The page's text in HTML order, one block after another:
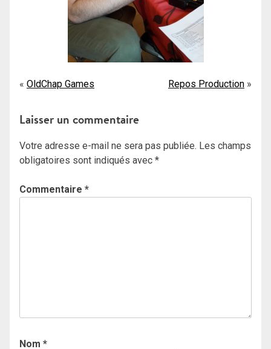
Navigation
l’article
OldChap Games Repos Production
Laisser un commentaire
Votre adresse e-mail ne sera pas publiée. Les champs
obligatoires sont indiqués avec *
Commentaire *
Nom *